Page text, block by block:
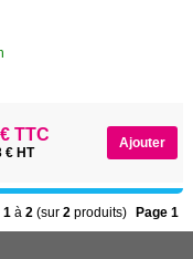
TTC
€ HT
1 à2 (sur2 produits) Page 1